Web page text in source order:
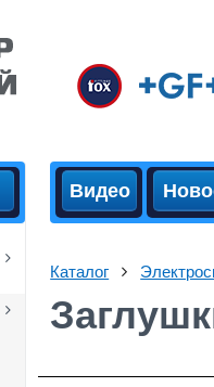
Видео
Каталог